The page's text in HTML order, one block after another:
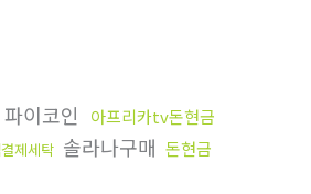
파이코인
아프리카tv돈현금
제세탁 솔라나구매 돈현금